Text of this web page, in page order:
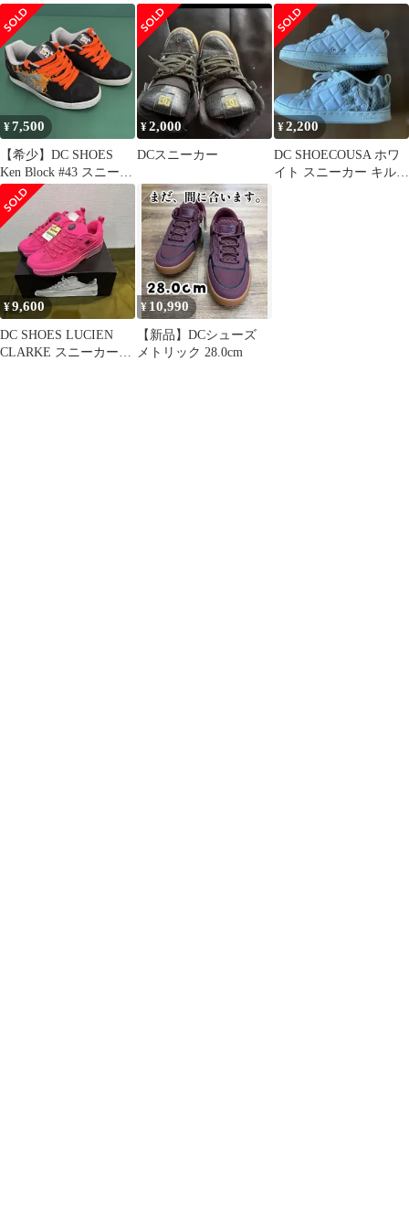
90s
ー drip
ズ 25.5cm
¥7,500
【希少】DC SHOES
Ken Block #43 スニーカ
ー 27cm
¥2,000
DCスニーカー
¥2,200
DC SHOECOUSA ホワ
イト スニーカー キルテ
¥9,600
DC SHOES LUCIEN
CLARKE スニーカー
¥ 10,990
【新品】DCシューズ
メトリック 28.0cm